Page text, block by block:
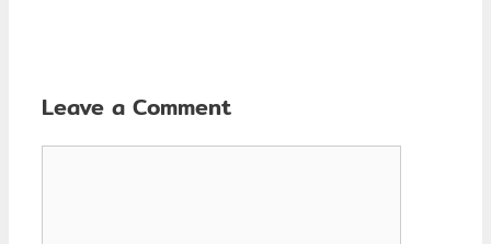
Leave a Comment